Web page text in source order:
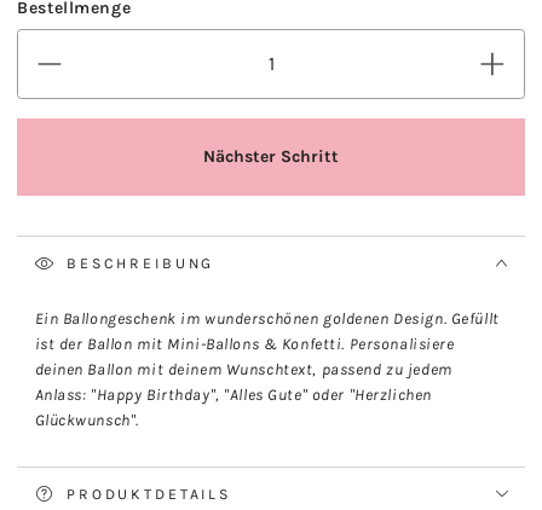
BESCHREIBUNG
Ein Ballongeschenk im wunderschönen goldenen Design. Gefüllt
ist der Ballon mit Mini-Ballons & Konfetti. Personalisiere
deinen Ballon mit deinem Wunschtext, passend zu jedem
Anlass: "Happy Birthday", "Alles Gute" oder "Herzlichen
Glückwunsch".
PRODUKTDETAILS